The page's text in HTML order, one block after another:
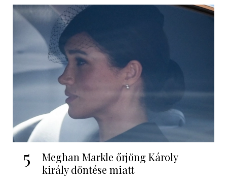
5
Meghan Markle őrjöng Károly
király döntése miatt